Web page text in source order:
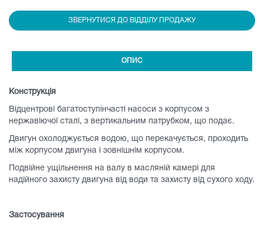
ЗВЕРНУТИСЯ ДО ВІДДІЛУ ПРОДАЖУ
ОПИС
Конструкція
Відцентрові багатоступінчасті насоси з корпусом з
нержавіючої сталі, з вертикальним патрубком, що подає.
Двигун охолоджується водою, що перекачується, проходить
між корпусом двигуна і зовнішнім корпусом.
Подвійне ущільнення на валу в масляній камері для
надійного захисту двигуна від води та захисту від сухого ходу.
Застосування